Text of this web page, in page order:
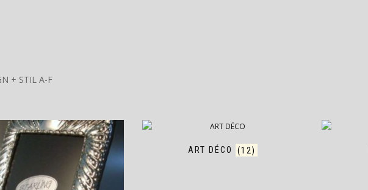
+ STIL A-F
ART DÉCO (12)